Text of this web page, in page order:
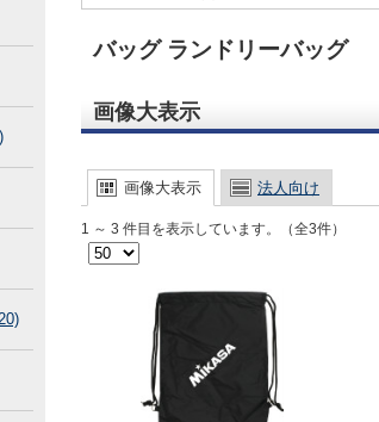
バッグ ランドリーバッグ
画像大表示
画像大表示 法人向け
1 ～ 3 件目を表示しています。（全3件）